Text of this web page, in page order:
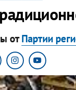
отПартии